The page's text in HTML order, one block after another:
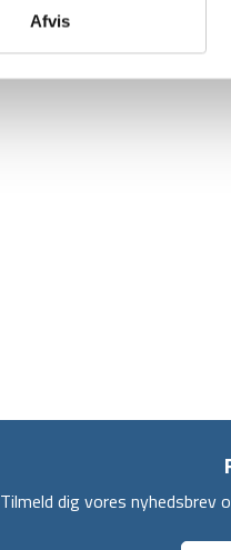
Afvis
Tilmeld dig vores